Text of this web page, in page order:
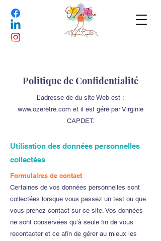
Politique de Confidentialité
L’adresse de du site Web est :
www.ozeretre.com et il est géré par Virginie
CAPDET.
Utilisation des données personnelles
collectées
Formulaires de contact
Certaines de vos données personnelles sont
collectées lorsque vous passez un test ou que
vous prenez contact sur ce site. Vos données
ne sont conservées qu’à seule fin de vous
recontacter et ce afin de gérer au mieux les